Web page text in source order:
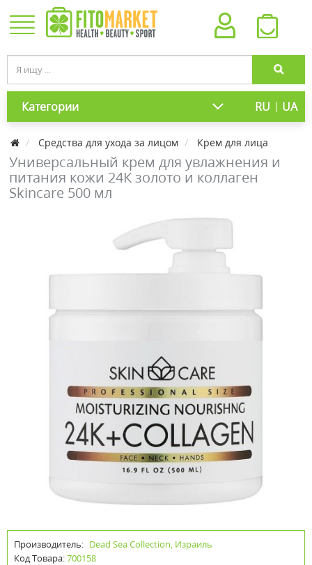
Категории RU | UA
Средства для ухода за лицом Крем для лица
Универсальный крем для увлажнения и
питания кожи 24К золото и коллаген
Skinсare 500 мл
Производитель: Dead Sea Collection, Израиль
Код Товара:700158